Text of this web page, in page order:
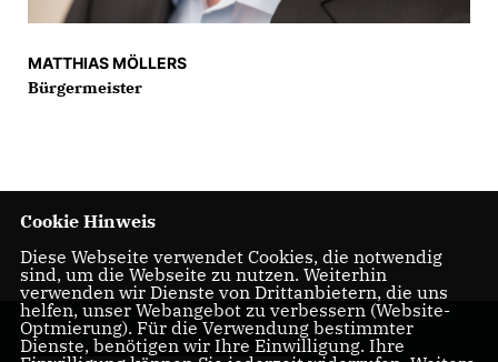
MATTHIAS MÖLLERS
Bürgermeister
Cookie Hinweis
Diese Webseite verwendet Cookies, die notwendig
sind, um die Webseite zu nutzen. Weiterhin
verwenden wir Dienste von Drittanbietern, die uns
helfen, unser Webangebot zu verbessern (Website-
Optmierung). Für die Verwendung bestimmter
Dienste, benötigen wir Ihre Einwilligung. Ihre